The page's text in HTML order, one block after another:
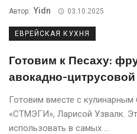
Автор: Yidn 03.10.2025
ЕВРЕЙСКАЯ КУХНЯ
Готовим к Песаху:
авокадно-цитрусовой
Готовим вместе с кулинарным
«СТМЭГИ», Ларисой Узвалк.
использовать в самых ...